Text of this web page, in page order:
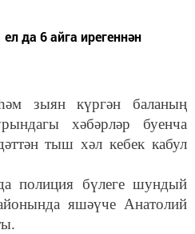
да 6 айга ирегеннән
зыян күргән баланың
хәбәрләр буенча
тыш хәл кебек кабул
полиция бүлеге шундый
яшәүче Анатолий